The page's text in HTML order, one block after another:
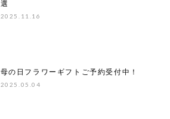
選
2025.11.16
母の日フラワーギフトご予約受付中！
2025.05.04